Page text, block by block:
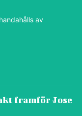
av
framför Jose